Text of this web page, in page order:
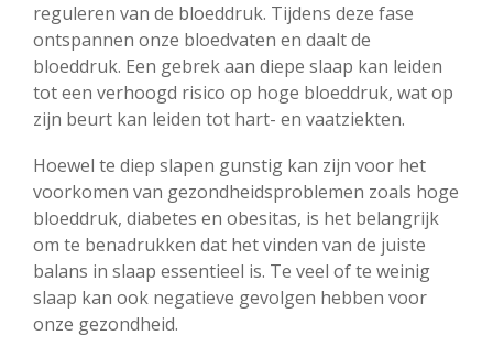
reguleren van de bloeddruk. Tijdens deze fase
ontspannen onze bloedvaten en daalt de
bloeddruk. Een gebrek aan diepe slaap kan leiden
tot een verhoogd risico op hoge bloeddruk, wat op
zijn beurt kan leiden tot hart- en vaatziekten.
Hoewel te diep slapen gunstig kan zijn voor het
voorkomen van gezondheidsproblemen zoals hoge
bloeddruk, diabetes en obesitas, is het belangrijk
om te benadrukken dat het vinden van de juiste
balans in slaap essentieel is. Te veel of te weinig
slaap kan ook negatieve gevolgen hebben voor
onze gezondheid.